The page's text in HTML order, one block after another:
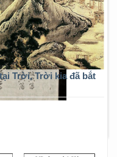
Trời, Trời kia đã bắt